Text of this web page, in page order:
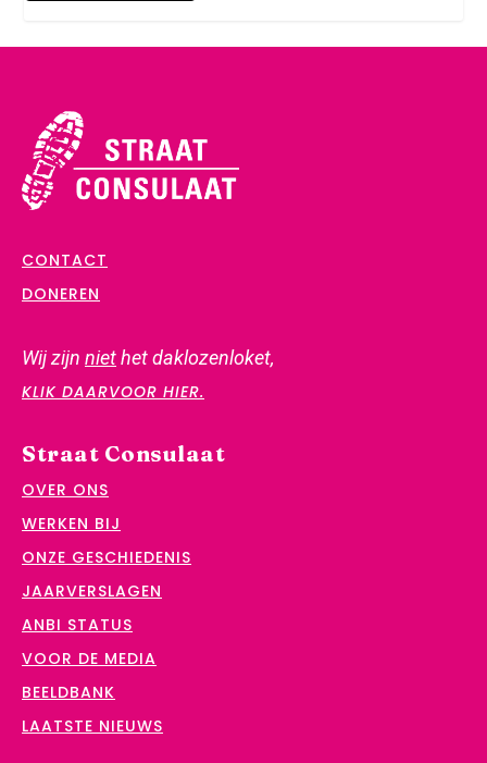
CONTACT
DONEREN
Wij zijn niethet daklozenloket,
KLIK DAARVOOR HIER.
Straat Consulaat
OVER ONS
WERKEN BIJ
ONZE GESCHIEDENIS
JAARVERSLAGEN
ANBI STATUS
VOOR DE MEDIA
BEELDBANK
LAATSTE NIEUWS